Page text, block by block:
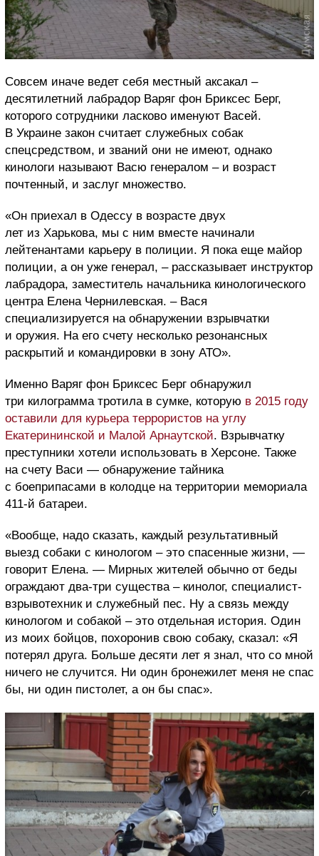
Совсем иначе ведет себя местный аксакал –
десятилетний лабрадор Варяг фон Бриксес Берг,
которого сотрудники ласково именуют Васей.
В Украине закон считает служебных собак
спецсредством, и званий они не имеют, однако
кинологи называют Васю генералом – и возраст
почтенный, и заслуг множество.
«Он приехал в Одессу в возрасте двух
лет из Харькова, мы с ним вместе начинали
лейтенантами карьеру в полиции. Я пока еще майор
полиции, а он уже генерал, – рассказывает инструктор
лабрадора, заместитель начальника кинологического
центра Елена Чернилевская. – Вася
специализируется на обнаружении взрывчатки
и оружия. На его счету несколько резонансных
раскрытий и командировки в зону АТО».
Именно Варяг фон Бриксес Берг обнаружил
три килограмма тротила в сумке, которую в 2015 году
оставили для курьера террористов на углу
Екатерининской и Малой Арнаутской. Взрывчатку
преступники хотели использовать в Херсоне. Также
на счету Васи — обнаружение тайника
с боеприпасами в колодце на территории мемориала
411-й батареи.
«Вообще, надо сказать, каждый результативный
выезд собаки с кинологом – это спасенные жизни, —
говорит Елена. — Мирных жителей обычно от беды
ограждают два-три существа – кинолог, специалист-
взрывотехник и служебный пес. Ну а связь между
кинологом и собакой – это отдельная история. Один
из моих бойцов, похоронив свою собаку, сказал: «Я
потерял друга. Больше десяти лет я знал, что со мной
ничего не случится. Ни один бронежилет меня не спас
бы, ни один пистолет, а он бы спас».